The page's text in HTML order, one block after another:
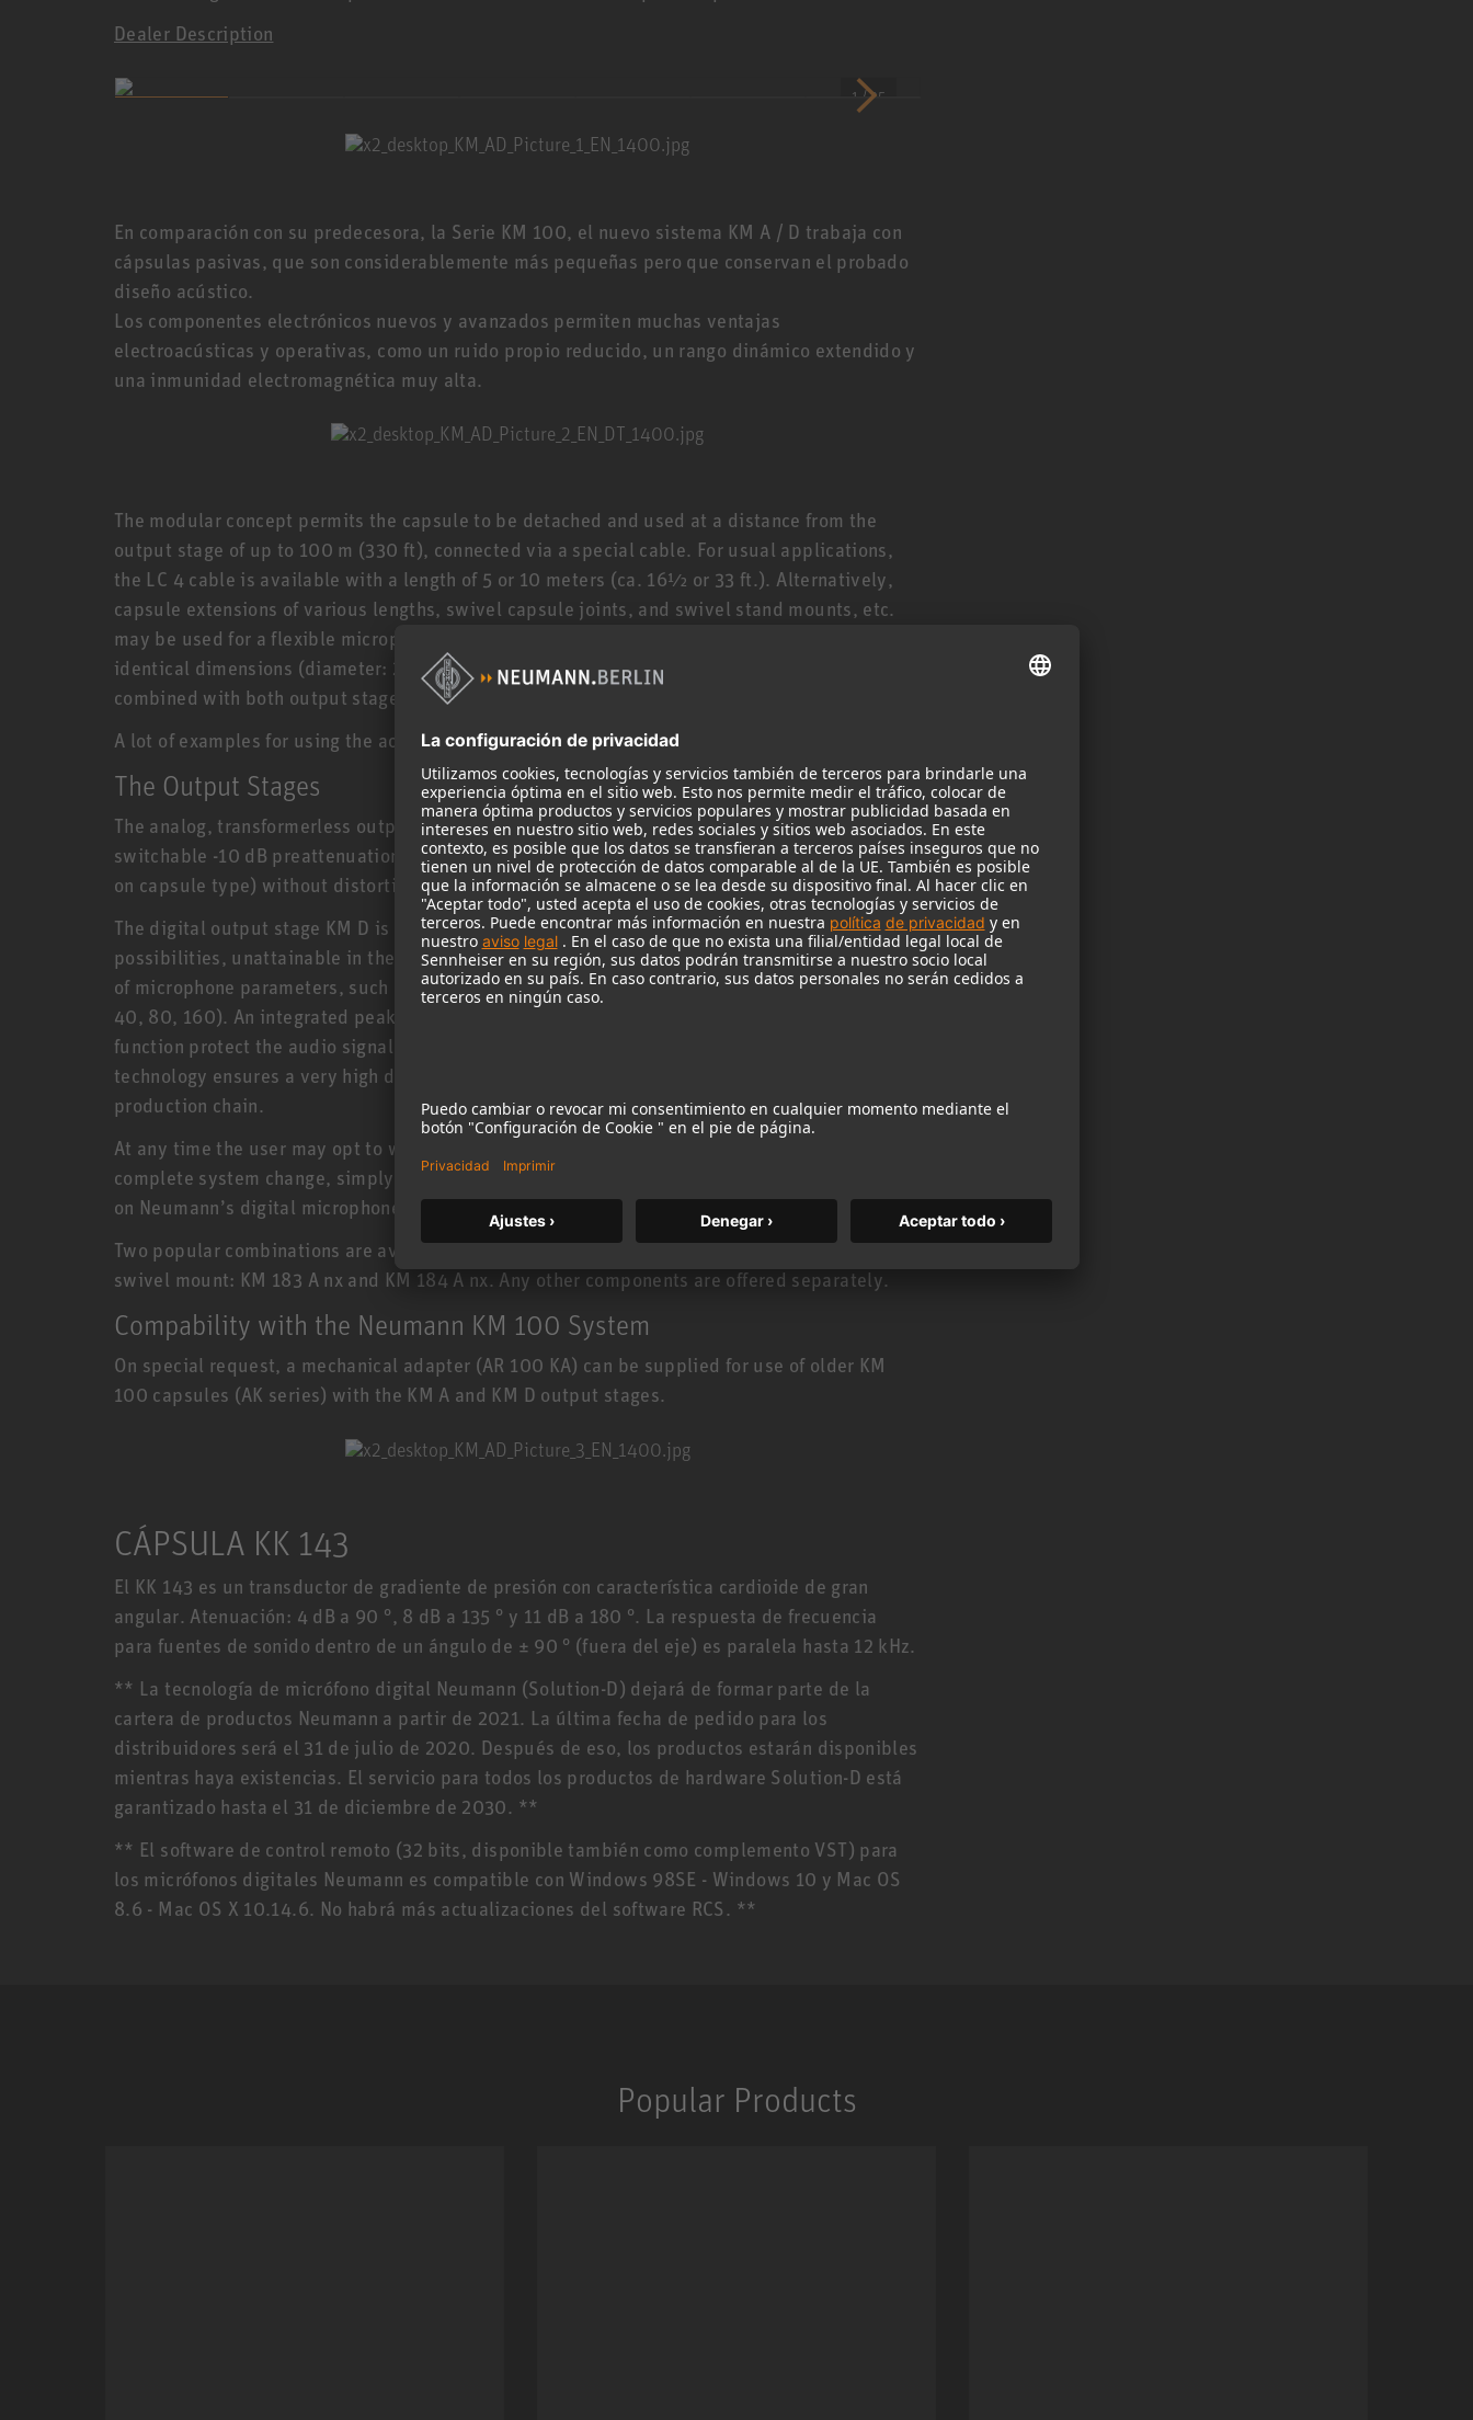
Dealer Description
1 / 35
En comparación con su predecesora, la Serie KM 100, el nuevo sistema KM A / D trabaja con
cápsulas pasivas, que son considerablemente más pequeñas pero que conservan el probado
diseño acústico.
Los componentes electrónicos nuevos y avanzados permiten muchas ventajas
electroacústicas y operativas, como un ruido propio reducido, un rango dinámico extendido y
una inmunidad electromagnética muy alta.
The modular concept permits the capsule to be detached and used at a distance from the
output stage of up to 100 m (330 ft), connected via a special cable. For usual applications,
the LC 4 cable is available with a length of 5 or 10 meters (ca. 16½ or 33 ft.). Alternatively,
capsule extensions of various lengths, swivel capsule joints, and swivel stand mounts, etc.
may be used for a flexible microphone setup. The analog and digital output stages have
identical dimensions (diameter: 22 mm, length: 93 mm). All accessory parts may thus be
combined with both output stages.
A lot of examples for using the accessory portfolio can be foundhere
The Output Stages
The analog, transformerless output stage KM A operates with P48 phantom power. A
switchable -10 dB preattenuation allows for sound pressure levels of up to 152 dB (depending
on capsule type) without distortion artifacts.
The digital output stage KM D is compliant to the AES 42 standard and opens entirely new
possibilities, unattainable in the analog domain. The integrated DSP permits remote control
of microphone parameters, such as digital gain, preattenuation (6, 12, 18 dB) and low cut (0,
40, 80, 160). An integrated peak limiter and a compressor/limiter with an additional de-esser
function protect the audio signal from overload. Neumann’s patented A/D-converter
technology ensures a very high dynamic range of up to 122 dB-A across the entire digital
production chain.
At any time the user may opt to work in the analog or digital domain, without the expense of a
complete system change, simply by using the KM A or KM D output stage. More information
on Neumann’s digital microphone technology is availablehere.
Two popular combinations are available as complete sets with capsule, output stage and
swivel mount: KM 183 A nx and KM 184 A nx. Any other components are offered separately.
Compability with the Neumann KM 100 System
On special request, a mechanical adapter (AR 100 KA) can be supplied for use of older KM
100 capsules (AK series) with the KM A and KM D output stages.
CÁPSULA KK 143
El KK 143 es un transductor de gradiente de presión con característica cardioide de gran
angular. Atenuación: 4 dB a 90 °, 8 dB a 135 ° y 11 dB a 180 °. La respuesta de frecuencia
para fuentes de sonido dentro de un ángulo de ± 90 ° (fuera del eje) es paralela hasta 12 kHz.
** La tecnología de micrófono digital Neumann (Solution-D) dejará de formar parte de la
cartera de productos Neumann a partir de 2021. La última fecha de pedido para los
distribuidores será el 31 de julio de 2020. Después de eso, los productos estarán disponibles
mientras haya existencias. El servicio para todos los productos de hardware Solution-D está
garantizado hasta el 31 de diciembre de 2030. **
** El software de control remoto (32 bits, disponible también como complemento VST) para
los micrófonos digitales Neumann es compatible con Windows 98SE - Windows 10 y Mac OS
8.6 - Mac OS X 10.14.6. No habrá más actualizaciones del software RCS. **
Popular Products